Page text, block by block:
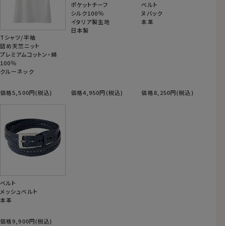
Tシャツ/半袖
詰め天竺ニット
プレミアムコットン・綿
100％
クルーネック
価格5,500円(税込)
ポケットチーフ
シルク100％
イタリア製生地
日本製
価格4,950円(税込)
ベルト
ヌバック
本革
価格8,250円(税込)
ベルト
メッシュベルト
本革
価格9,900円(税込)